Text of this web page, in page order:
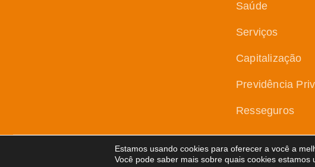
Saúde
Serviços
Capitalização
Previdência
Resseguros
Copyright © 2026 Revista Apólice. Todos os direitos reservados. Política de Privacidade
Estamos usando cookies para oferecer a você a
Você pode saber mais sobre quais cookies